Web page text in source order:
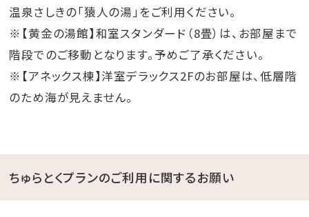
温泉さしきの「猿人の湯」をご利用ください。
※【黄金の湯館】和室スタンダード（8畳）は、お部屋まで
階段でのご移動となります。予めご了承ください。
※【アネックス棟】洋室デラックス2Fのお部屋は、低層階
のため海が見えません。
ちゅらとくプランのご利用に関するお願い